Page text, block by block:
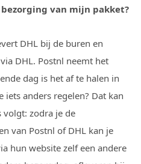
van mijn pakket?
DHL bij de buren en
DHL. Postnl neemt het
dag is het af te halen in
iets anders regelen? Dat kan
volgt: zodra je de
van Postnl of DHL kan je
hun website zelf een andere